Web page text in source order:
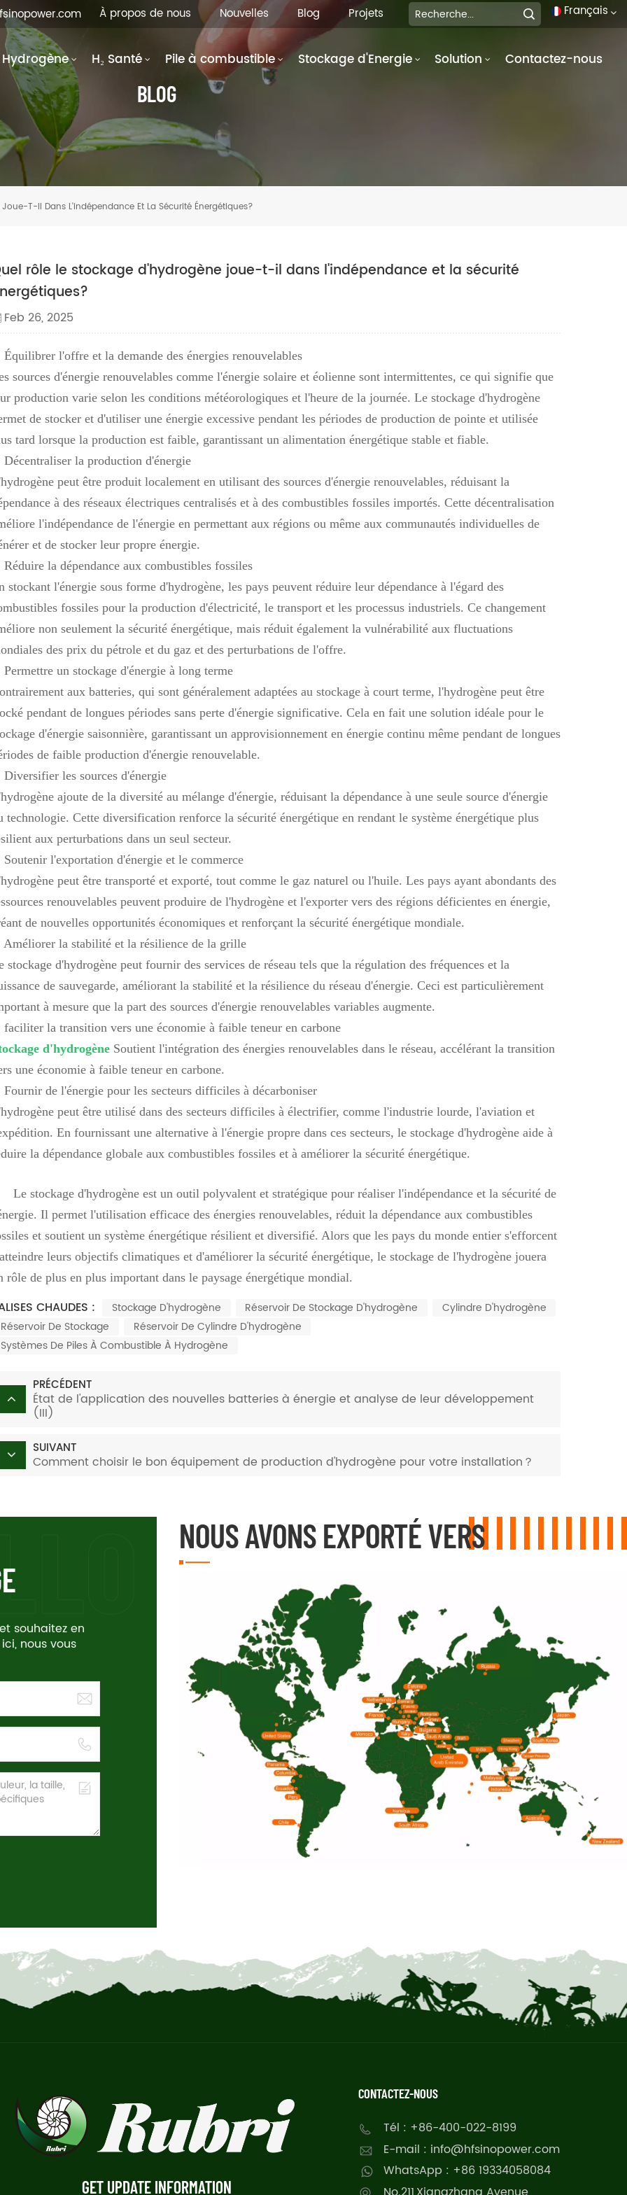
Français
Romania
Bulgaria
À propos de nous Nouvelles Blog Projets
Hydrogène H₂ Santé Pile à combustible Stockage d'Energie Solution Contactez-nous
BLOG
T-Il Dans L'indépendance Et La Sécurité Énergétiques?
rôle le stockage d'hydrogène joue-t-il dans l'indépendance et la sécurité
Feb 26, 2025
Équilibrer l'offre et la demande des énergies renouvelables
sources d'énergie renouvelables comme l'énergie solaire et éolienne sont intermittentes, ce qui signifie que
production varie selon les conditions météorologiques et l'heure de la journée. Le stockage d'hydrogène
de stocker et d'utiliser une énergie excessive pendant les périodes de production de pointe et utilisée
tard lorsque la production est faible, garantissant un alimentation énergétique stable et fiable.
Décentraliser la production d'énergie
peut être produit localement en utilisant des sources d'énergie renouvelables, réduisant la
à des réseaux électriques centralisés et à des combustibles fossiles importés. Cette décentralisation
l'indépendance de l'énergie en permettant aux régions ou même aux communautés individuelles de
et de stocker leur propre énergie.
Réduire la dépendance aux combustibles fossiles
stockant l'énergie sous forme d'hydrogène, les pays peuvent réduire leur dépendance à l'égard des
fossiles pour la production d'électricité, le transport et les processus industriels. Ce changement
non seulement la sécurité énergétique, mais réduit également la vulnérabilité aux fluctuations
des prix du pétrole et du gaz et des perturbations de l'offre.
Permettre un stockage d'énergie à long terme
aux batteries, qui sont généralement adaptées au stockage à court terme, l'hydrogène peut être
pendant de longues périodes sans perte d'énergie significative. Cela en fait une solution idéale pour le
d'énergie saisonnière, garantissant un approvisionnement en énergie continu même pendant de longues
de faible production d'énergie renouvelable.
Diversifier les sources d'énergie
ajoute de la diversité au mélange d'énergie, réduisant la dépendance à une seule source d'énergie
technologie. Cette diversification renforce la sécurité énergétique en rendant le système énergétique plus
aux perturbations dans un seul secteur.
Soutenir l'exportation d'énergie et le commerce
peut être transporté et exporté, tout comme le gaz naturel ou l'huile. Les pays ayant abondants des
renouvelables peuvent produire de l'hydrogène et l'exporter vers des régions déficientes en énergie,
de nouvelles opportunités économiques et renforçant la sécurité énergétique mondiale.
Améliorer la stabilité et la résilience de la grille
stockage d'hydrogène peut fournir des services de réseau tels que la régulation des fréquences et la
de sauvegarde, améliorant la stabilité et la résilience du réseau d'énergie. Ceci est particulièrement
à mesure que la part des sources d'énergie renouvelables variables augmente.
faciliter la transition vers une économie à faible teneur en carbone
d'hydrogèneSoutient l'intégration des énergies renouvelables dans le réseau, accélérant la transition
une économie à faible teneur en carbone.
Fournir de l'énergie pour les secteurs difficiles à décarboniser
peut être utilisé dans des secteurs difficiles à électrifier, comme l'industrie lourde, l'aviation et
En fournissant une alternative à l'énergie propre dans ces secteurs, le stockage d'hydrogène aide à
la dépendance globale aux combustibles fossiles et à améliorer la sécurité énergétique.
Le stockage d'hydrogène est un outil polyvalent et stratégique pour réaliser l'indépendance et la sécurité de
Il permet l'utilisation efficace des énergies renouvelables, réduit la dépendance aux combustibles
et soutient un système énergétique résilient et diversifié. Alors que les pays du monde entier s'efforcent
leurs objectifs climatiques et d'améliorer la sécurité énergétique, le stockage de l'hydrogène jouera
rôle de plus en plus important dans le paysage énergétique mondial.
CHAUDES : Stockage D'hydrogène Réservoir De Stockage D'hydrogène
Cylindre D'hydrogène
Réservoir De Stockage
Réservoir De Cylindre D'hydrogène
Systèmes De Piles À Combustible À Hydrogène
PRÉCÉDENT
État de l'application des nouvelles batteries à énergie et analyse de leur développement
(III)
SUIVANT
Comment choisir le bon équipement de production d'hydrogène pour votre installation？
souhaitez en
nous vous
NOUS AVONS EXPORTÉ VERS
GET UPDATE INFORMATION
CONTACTEZ-NOUS
Tél : +86-400-022-8199
E-mail : info@hfsinopower.com
WhatsApp : +86 19334058084